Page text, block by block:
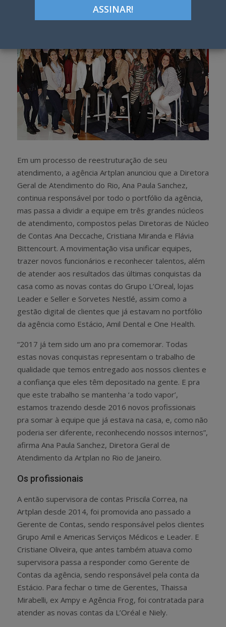
Em um processo de reestruturação de seu
atendimento, a agência Artplan anunciou que a Diretora
Geral de Atendimento do Rio, Ana Paula Sanchez,
continua responsável por todo o portfólio da agência,
mas passa a dividir a equipe em três grandes núcleos
de atendimento, compostos pelas Diretoras de Núcleo
de Contas Ana Deccache, Cristiana Miranda e Flávia
Bittencourt. A movimentação visa unificar equipes,
trazer novos funcionários e reconhecer talentos, além
de atender aos resultados das últimas conquistas da
casa como as novas contas do Grupo L’Oreal, lojas
Leader e Seller e Sorvetes Nestlé, assim como a
gestão digital de clientes que já estavam no portfólio
da agência como Estácio, Amil Dental e One Health.
“2017 já tem sido um ano pra comemorar. Todas
estas novas conquistas representam o trabalho de
qualidade que temos entregado aos nossos clientes e
a confiança que eles têm depositado na gente. E pra
que este trabalho se mantenha ‘a todo vapor’,
estamos trazendo desde 2016 novos profissionais
pra somar à equipe que já estava na casa, e, como não
poderia ser diferente, reconhecendo nossos internos”,
afirma Ana Paula Sanchez, Diretora Geral de
Atendimento da Artplan no Rio de Janeiro.
Os profissionais
A então supervisora de contas Priscila Correa, na
Artplan desde 2014, foi promovida ano passado a
Gerente de Contas, sendo responsável pelos clientes
Grupo Amil e Americas Serviços Médicos e Leader. E
Cristiane Oliveira, que antes também atuava como
supervisora passa a responder como Gerente de
Contas da agência, sendo responsável pela conta da
Estácio. Para fechar o time de Gerentes, Thaissa
Mirabelli, ex Ampy e Agência Frog, foi contratada para
atender as novas contas da L’Oréal e Niely.